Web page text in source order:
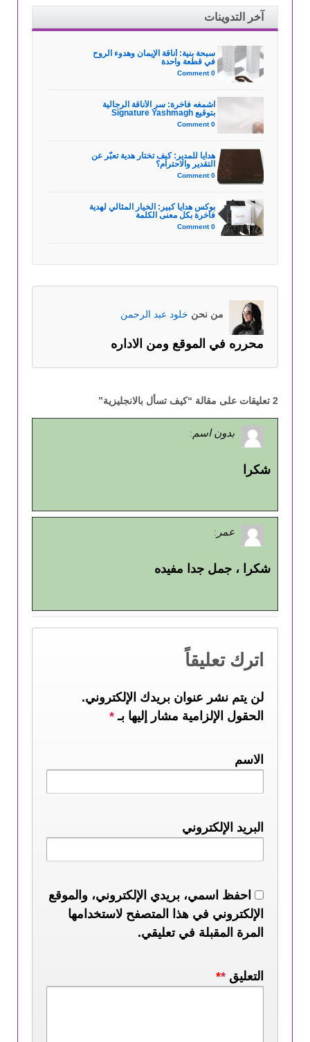
آخر التدوينات
سبحة بنية: أناقة الإيمان وهدوء الروح
في قطعة واحدة
0 Comment
اشمغه فاخرة: سر الأناقة الرجالية
بتوقيع Signature Yashmagh
0 Comment
هدايا للمدير: كيف تختار هدية تعبّر عن
التقدير والاحترام؟
0 Comment
بوكس هدايا كبير: الخيار المثالي لهدية
فاخرة بكل معنى الكلمة
0 Comment
من نحن خلود عبد الرحمن
محرره في الموقع ومن الاداره
2 تعليقات على مقالة “ كيف تسأل بالانجليزية”
بدون اسم:
شكرا
عمر :
شكرا ، جمل جدا مفيده
اترك تعليقاً
لن يتم نشر عنوان بريدك الإلكتروني.
الحقول الإلزامية مشار إليها بـ *
الاسم
البريد الإلكتروني
احفظ اسمي، بريدي الإلكتروني، والموقع
الإلكتروني في هذا المتصفح لاستخدامها
المرة المقبلة في تعليقي.
التعليق *
*